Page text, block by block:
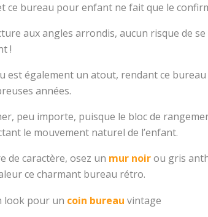
ce bureau pour enfant ne fait que le
aux angles arrondis, aucun risque de
!
est également un atout, rendant ce
années.
peu importe, puisque le bloc de
le mouvement naturel de l’enfant.
de caractère, osez un mur noirou gris
ce charmant bureau rétro.
look pour un coin bureau vintage